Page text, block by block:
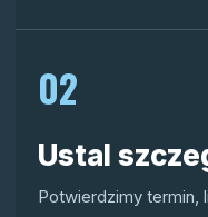
02
Ustal
Potwierdzimy termin,